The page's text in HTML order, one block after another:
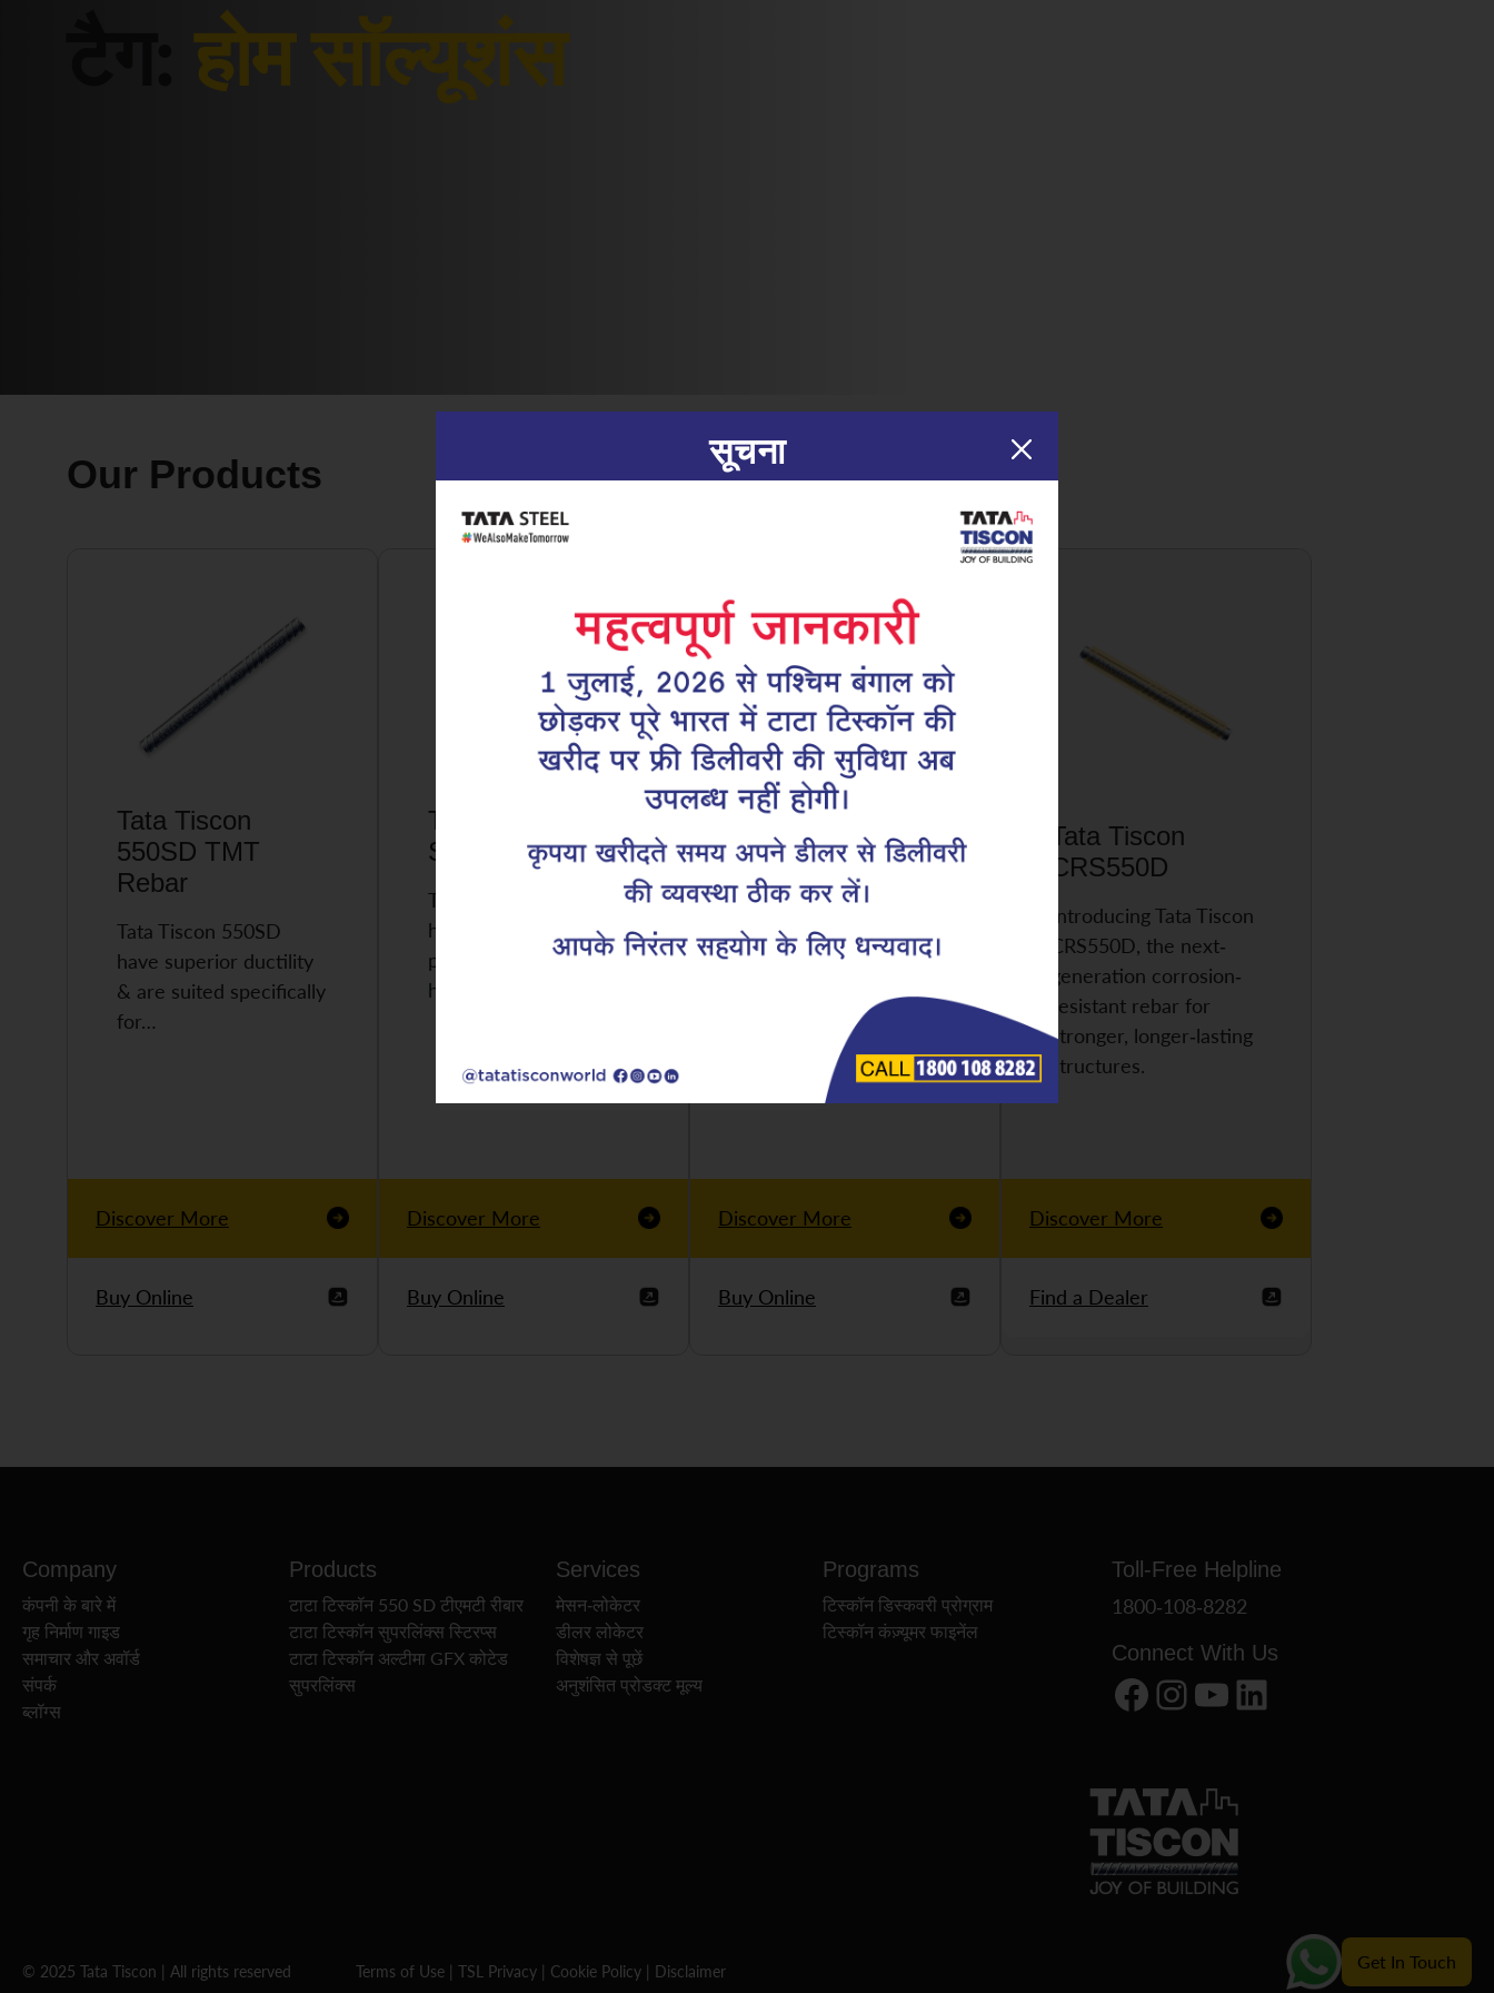
होम सॉल्यूशंस
Our Products
Tata Tiscon
550SD TMT
Rebar
Tata Tiscon 550SD
have superior ductility
& are suited specifically
for…
Discover More
Buy Online
Tata Tiscon
Superlinks
Tata Tiscon 550SD are
highly accurate and
possess uniform ridges,
high…
Discover More
Buy Online
Tata Tiscon GFX
Ultima
Tata Tiscon 550SD are
highly accurate and
possess uniform ridges,
Discover More
Buy Online
Tata Tiscon
CRS550D
Introducing Tata Tiscon
CRS550D, the next-
generation corrosion-
resistant rebar for
stronger, longer-lasting
structures.
Discover More
Find a Dealer
Company
कंपनी के बारे में
गृह निर्माण गाइड
समाचार और अवॉर्ड
संपर्क
ब्लॉग्स
Products
टाटा टिस्कॉन 550 SD टीएमटी रीबार
टाटा टिस्कॉन सुपरलिंक्स स्टिरप्स
टाटा टिस्कॉन अल्टीमा GFX कोटेड
सुपरलिंक्स
Services
मेसन-लोकेटर
डीलर लोकेटर
विशेषज्ञ से पूछें
अनुशंसित प्रोडक्ट मूल्य
Programs
टिस्कॉन डिस्कवरी प्रोग्राम
टिस्कॉन कंज़्यूमर फाइनेंल
Toll-Free Helpline
1800-108-8282
Connect With Us
Facebook Instagram YouTube LinkedIn
© 2025 Tata Tiscon | All rights reserved Terms of Use | TSL Privacy | Cookie Policy | Disclaimer Get In Touch
सूचना